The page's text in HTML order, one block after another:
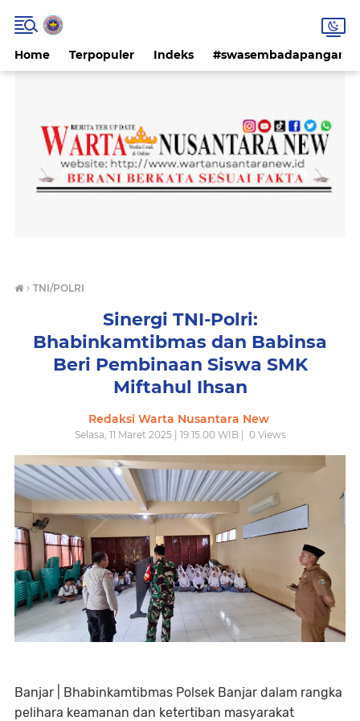
Home Terpopuler Indeks #swasembadapangan
› TNI/POLRI
Sinergi TNI-Polri:
Bhabinkamtibmas dan Babinsa
Beri Pembinaan Siswa SMK
Miftahul Ihsan
Redaksi Warta Nusantara New
Selasa, 11 Maret 2025 | 19.15.00 WIB | 0Views
Banjar | Bhabinkamtibmas Polsek Banjar dalam rangka
pelihara keamanan dan ketertiban masyarakat